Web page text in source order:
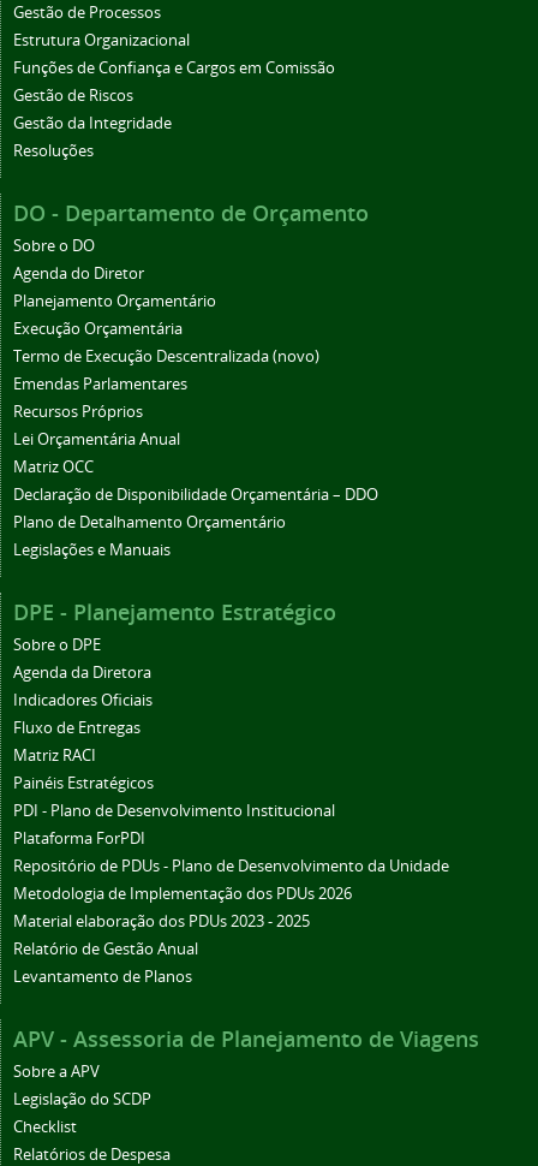
Gestão de Processos
Estrutura Organizacional
Funções de Confiança e Cargos em Comissão
Gestão de Riscos
Gestão da Integridade
Resoluções
DO - Departamento de Orçamento
Sobre o DO
Agenda do Diretor
Planejamento Orçamentário
Execução Orçamentária
Termo de Execução Descentralizada (novo)
Emendas Parlamentares
Recursos Próprios
Lei Orçamentária Anual
Matriz OCC
Declaração de Disponibilidade Orçamentária – DDO
Plano de Detalhamento Orçamentário
Legislações e Manuais
DPE - Planejamento Estratégico
Sobre o DPE
Agenda da Diretora
Indicadores Oficiais
Fluxo de Entregas
Matriz RACI
Painéis Estratégicos
PDI - Plano de Desenvolvimento Institucional
Plataforma ForPDI
Repositório de PDUs - Plano de Desenvolvimento da Unidade
Metodologia de Implementação dos PDUs 2026
Material elaboração dos PDUs 2023 - 2025
Relatório de Gestão Anual
Levantamento de Planos
APV - Assessoria de Planejamento de Viagens
Sobre a APV
Legislação do SCDP
Checklist
Relatórios de Despesa